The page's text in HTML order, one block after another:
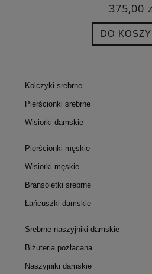
375,00
DO
Kolczyki srebrne
Pierścionki srebrne
Wisiorki damskie
Pierścionki męskie
Wisiorki męskie
Bransoletki srebrne
Łańcuszki damskie
Srebrne naszyjniki damskie
Biżuteria pozłacana
Naszyjniki damskie